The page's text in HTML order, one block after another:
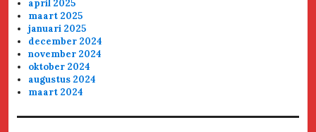
april 2025
maart 2025
januari 2025
december 2024
november 2024
oktober 2024
augustus 2024
maart 2024